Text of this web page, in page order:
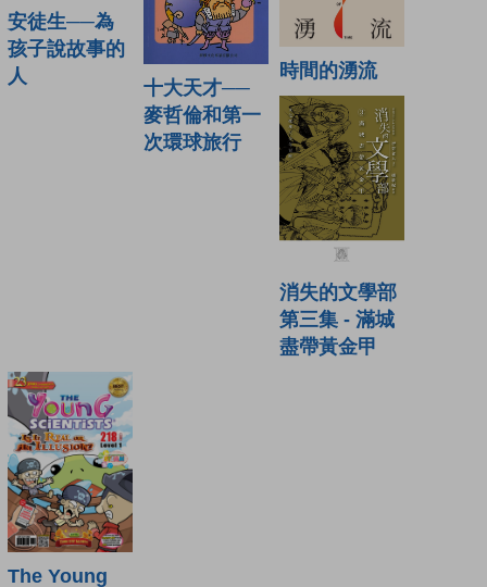
安徒生──為
孩子說故事的
人
十大天才──
麥哲倫和第一
次環球旅行
時間的湧流
消失的文學部
第三集 - 滿城
盡帶黃金甲
The Young